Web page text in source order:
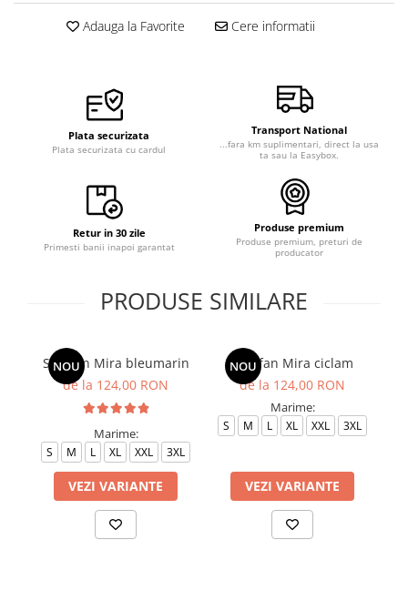
Noutati
Adauga la Favorite Cere informatii
Plata securizata
Plata securizata cu cardul
Transport National
...fara km suplimentari, direct la usa
ta sau la Easybox.
Retur in 30 zile
Primesti banii inapoi garantat
Produse premium
Produse premium, preturi de
producator
PRODUSE SIMILARE
NOU
Sarafan Mira bleumarin
de la 124,00 RON
Marime:
S M L XL XXL 3XL
VEZI VARIANTE
NOU
Sarafan Mira ciclam
de la 124,00 RON
Marime:
S M L XL XXL 3XL
VEZI VARIANTE